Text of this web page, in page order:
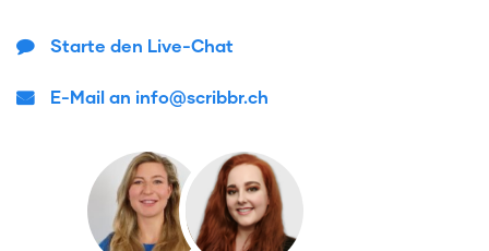
Starte den Live-Chat
E-Mail an info@scribbr.ch